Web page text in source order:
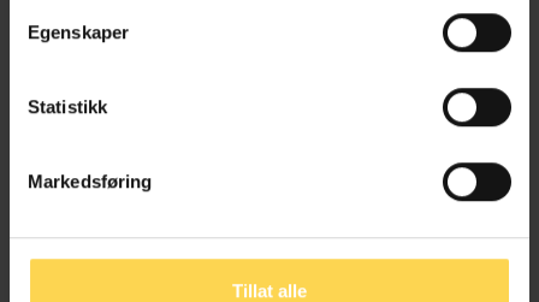
Egenskaper
Statistikk
Markedsføring
Tillat alle
Førsteamanuensis, Universitetet i Oslo